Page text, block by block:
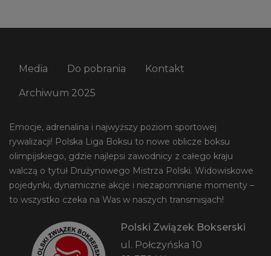
Media Do pobrania Kontakt
Archiwum 2025
Emocje, adrenalina i najwyższy poziom sportowej
rywalizacji! Polska Liga Boksu to nowe oblicze boksu
olimpijskiego, gdzie najlepsi zawodnicy z całego kraju
walczą o tytuł Drużynowego Mistrza Polski. Widowiskowe
pojedynki, dynamiczne akcje i niezapomniane momenty –
to wszystko czeka na Was w naszych transmisjach!
Polski Związek Bokserski
ul. Połczyńska 10